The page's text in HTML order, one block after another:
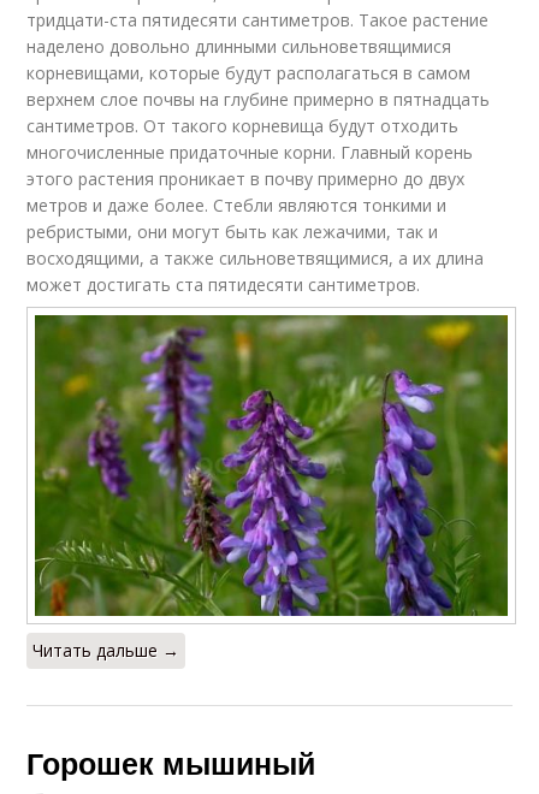
тридцати-ста пятидесяти сантиметров. Такое растение
наделено довольно длинными сильноветвящимися
корневищами, которые будут располагаться в самом
верхнем слое почвы на глубине примерно в пятнадцать
сантиметров. От такого корневища будут отходить
многочисленные придаточные корни. Главный корень
этого растения проникает в почву примерно до двух
метров и даже более. Стебли являются тонкими и
ребристыми, они могут быть как лежачими, так и
восходящими, а также сильноветвящимися, а их длина
может достигать ста пятидесяти сантиметров.
Читать дальше →
Горошек мышиный